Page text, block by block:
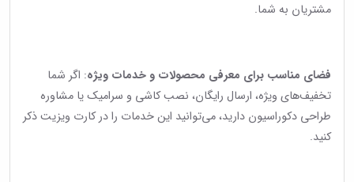
مشتریان به شما.
فضای مناسب برای معرفی محصولات و خدمات ویژه: اگر شما
تخفیف‌های ویژه، ارسال رایگان، نصب کاشی و سرامیک یا مشاوره
طراحی دکوراسیون دارید، می‌توانید این خدمات را در کارت ویزیت ذکر
کنید.